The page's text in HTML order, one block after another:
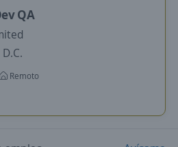
QA
Remoto